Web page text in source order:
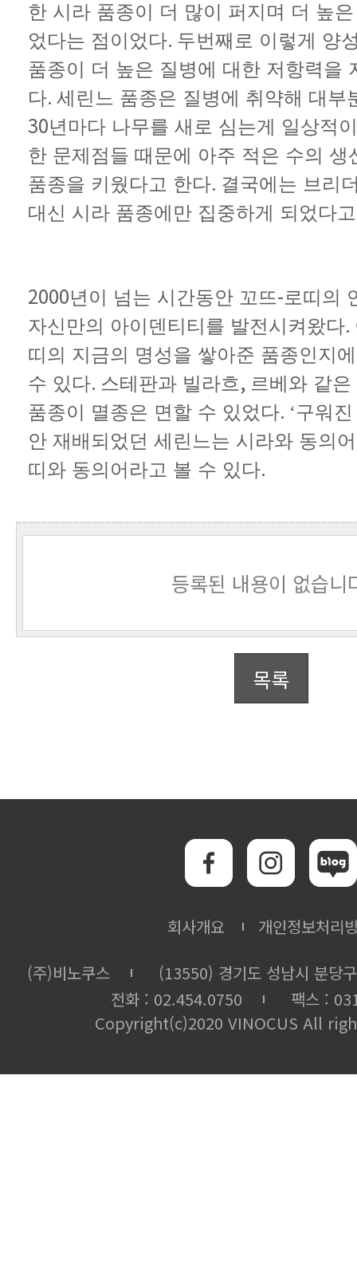
한 시라 품종이 더 많이 퍼지며 더 높은
었다는 점이었다. 두번째로 이렇게
양
품종이
더 높은 질병에 대한 저항력을
다. 세린느 품종은 질병에 취약해 대부
30년마다 나무를 새로 심는게
일상적
한 문제점들 때문에 아주 적은 수의 생
품종을 키웠다고 한다. 결국에는 브리
대신 시라 품종에만 집중하게 되었다고
2000년이 넘는 시간동안 꼬뜨-로띠의
자신만의
아이덴티티를 발전시켜왔다.
띠의 지금의 명성을 쌓아준 품종인지에
수 있다. 스테판과 빌라흐, 르베와 같은
품종이
멸종은 면할 수 있었다. ‘구워진
안 재배되었던 세린느는 시라와 동의
띠와 동의어라고 볼 수 있다.
등록된 내용이 없습니
목록
회사개요
개인정보처리
(주)비노쿠스
(13550) 경기도 성남시 분당
전화 : 02.454.0750
팩스 :
Copyright(c)2020 VINOCUS All